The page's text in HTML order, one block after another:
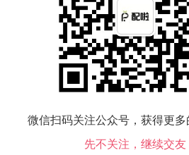
已验资，信息真实
畅。
筛选的约会，泛就是在浪费时间
微信扫码关注公众号，获得更
先不关注，继续交友